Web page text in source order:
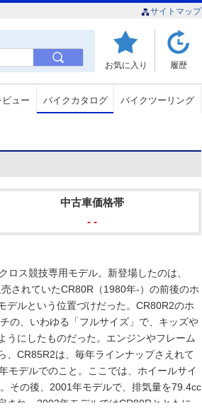
サイトマップ
お気に入り 履歴
ュー バイクカタログ バイクツーリング
中古車価格帯
- -
ス競技専用モデル。新登場したのは、
されていたCR80R（1980年-）の前後のホ
デルという位置づけだった。CR80R2のホ
の、いわゆる「フルサイズ」で、キッズや
うにしたものだった。エンジンやフレーム
、CR85R2は、毎年ラインナップさえれて
モデルでのこと。ここでは、ホイールサイ
その後、2001年モデルで、排気量を79.4cc
れ、2003年モデルではCR80Rとともに、